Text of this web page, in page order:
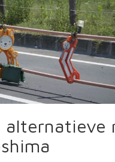
alternatieve